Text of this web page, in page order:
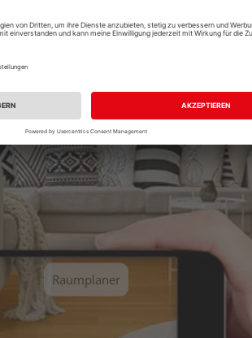
Räume aus und erhalten
Raumplaner